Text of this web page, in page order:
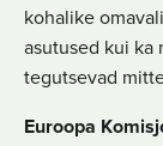
kohalike
asutused kui ka
tegutsevad
Euroopa